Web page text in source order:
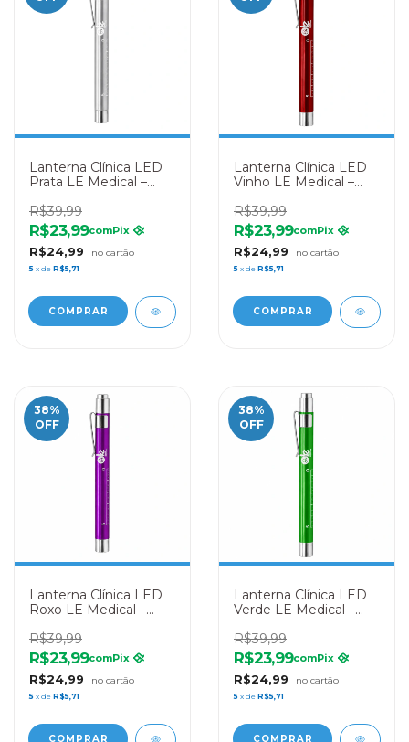
Lanterna Clínica LED
Prata LE Medical –
Profissional
R$39,99
R$24,99
R$23,99comPix
5 x de R$5,71
Lanterna Clínica LED
Vinho LE Medical –
Profissional
R$39,99
R$24,99
R$23,99comPix
5 x de R$5,71
38%
OFF
Lanterna Clínica LED
Roxo LE Medical –
Profissional
R$39,99
R$24,99
R$23,99comPix
5 x de R$5,71
38%
OFF
Lanterna Clínica LED
Verde LE Medical –
Profissional
R$39,99
R$24,99
R$23,99comPix
5 x de R$5,71